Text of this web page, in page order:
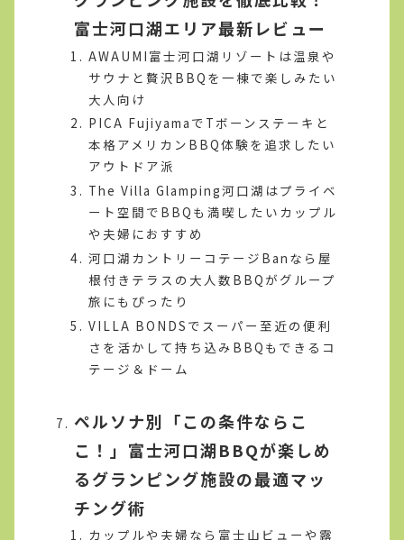
富士河口湖エリア最新レビュー
AWAUMI富士河口湖リゾートは温泉や
サウナと贅沢BBQを一棟で楽しみたい
大人向け
PICA FujiyamaでTボーンステーキと
本格アメリカンBBQ体験を追求したい
アウトドア派
The Villa Glamping河口湖はプライベ
ート空間でBBQも満喫したいカップル
や夫婦におすすめ
河口湖カントリーコテージBanなら屋
根付きテラスの大人数BBQがグループ
旅にもぴったり
VILLA BONDSでスーパー至近の便利
さを活かして持ち込みBBQもできるコ
テージ＆ドーム
ペルソナ別「この条件ならこ
こ！」富士河口湖BBQが楽しめ
るグランピング施設の最適マッ
チング術
カップルや夫婦なら富士山ビューや露